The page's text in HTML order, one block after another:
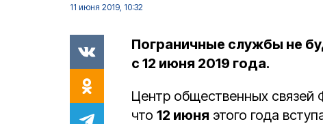
11 июня 2019, 10:32
Пограничные службы не
с 12 июня 2019 года.
Центр общественных связей
что 12 июня этого года